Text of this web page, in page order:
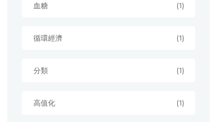
血糖 (1)
循環經濟 (1)
分類 (1)
高值化 (1)